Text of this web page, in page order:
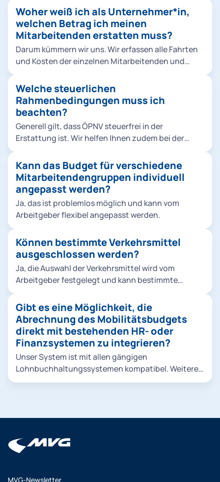
empfehlen grundsätzlich, Ihren Mitarbeitenden
alle Angebote zur Verfügung zu stellen - für
größtmögliche Flexibilität. Sie können den Rahmen
aber selbstverständlich frei wählen.
soll. Hierbei gibt es keine Einschränkung, egal ob
Auszubildende, Werkstudierende, Festangestellte
oder Führungskräfte. Bei Bedarf können
Budgethöhen zugewiesen werden.
Woher weiß ich als Unternehmer*in,
welchen Betrag ich meinen
Mitarbeitenden erstatten muss?
Darum kümmern wir uns. Wir erfassen alle Fahrten
und Kosten der einzelnen Mitarbeitenden und
Abwicklung der Rückerstattung. Sie als
Arbeitgeber wissen dann genau, welchen Betrag X
Sie mit welchem Steuersatz Y welchem
Mitarbeitenden Z erstatten müssen.
Welche steuerlichen
Rahmenbedingungen muss ich
beachten?
Generell gilt, dass ÖPNV steuerfrei in der
Erstattung ist. Wir helfen Ihnen zudem bei der
Dienstleistungen. Weitere Mechanismen, wie z. B.
der steuerfreie Sachbezug, sind von der
unternehmensinternen Handhabung abhängig.
Hierzu können wir Sie gerne im Rahmen eines
persönlichen Gesprächs näher informieren.
Kann das Budget für verschiedene
Mitarbeitendengruppen individuell
angepasst werden?
Ja, das ist problemlos möglich und kann vom
Arbeitgeber flexibel angepasst werden.
Können bestimmte Verkehrsmittel
ausgeschlossen werden?
Ja, die Auswahl der Verkehrsmittel wird vom
Arbeitgeber festgelegt und kann bestimmte
beispielsweise der Fall sein, wenn der Arbeitgeber
eine nachhaltige Verkehrsstrategie verfolgt und
umweltfreundliche Optionen priorisiert.
Gibt es eine Möglichkeit, die
Abrechnung des Mobilitätsbudgets
direkt mit bestehenden HR- oder
Finanzsystemen zu integrieren?
Unser System ist mit allen gängigen
Lohnbuchhaltungssystemen kompatibel. Weitere
Informationen erhalten Sie bei einem persönlichen
MVG-Newsletter